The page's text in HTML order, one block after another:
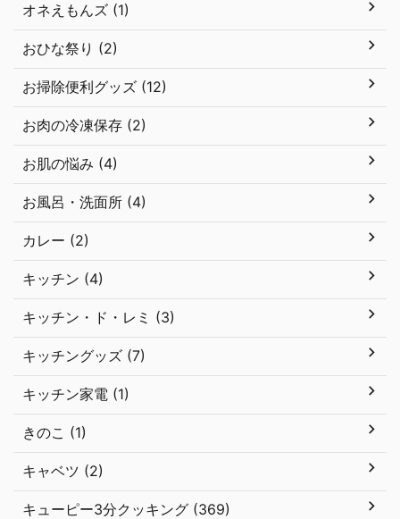
オネえもんズ (1)
おひな祭り (2)
お掃除便利グッズ (12)
お肉の冷凍保存 (2)
お肌の悩み (4)
お風呂・洗面所 (4)
カレー (2)
キッチン (4)
キッチン・ド・レミ (3)
キッチングッズ (7)
キッチン家電 (1)
きのこ (1)
キャベツ (2)
キューピー3分クッキング (369)